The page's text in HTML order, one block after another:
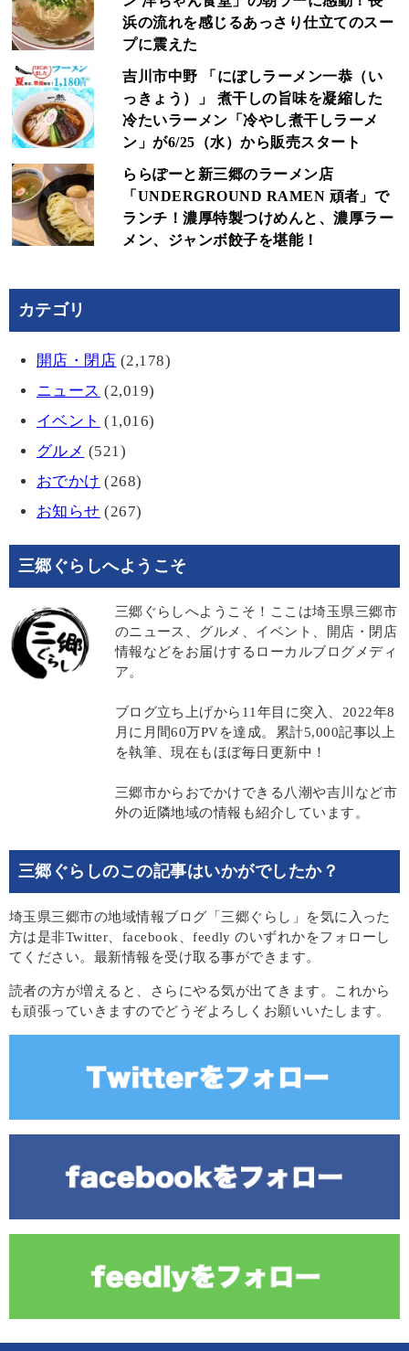
浜の流れを感じるあっさり仕立てのスー
プに震えた
吉川市中野 「にぼしラーメン一恭（い
っきょう）」 煮干しの旨味を凝縮した
冷たいラーメン「冷やし煮干しラーメ
ン」が6/25（水）から販売スタート
ららぽーと新三郷のラーメン店
「UNDERGROUND RAMEN 頑者」で
ランチ！濃厚特製つけめんと、濃厚ラー
メン、ジャンボ餃子を堪能！
カテゴリ
開店・閉店 (2,178)
ニュース (2,019)
イベント (1,016)
グルメ (521)
おでかけ (268)
お知らせ (267)
三郷ぐらしへようこそ
三郷ぐらしへようこそ！ここは埼玉県三郷市
のニュース、グルメ、イベント、開店・閉店
情報などをお届けするローカルブログメディ
ア。
ブログ立ち上げから11年目に突入、2022年8
月に月間60万PVを達成。累計5,000記事以上
を執筆、現在もほぼ毎日更新中！
三郷市からおでかけできる八潮や吉川など市
外の近隣地域の情報も紹介しています。
三郷ぐらしのこの記事はいかがでしたか？
埼玉県三郷市の地域情報ブログ「三郷ぐらし」を気に入った
方は是非Twitter、facebook、feedly のいずれかをフォローし
てください。最新情報を受け取る事ができます。
読者の方が増えると、さらにやる気が出てきます。これから
も頑張っていきますのでどうぞよろしくお願いいたします。